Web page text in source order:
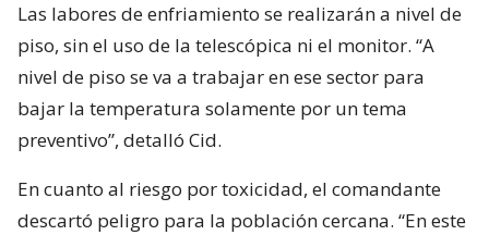
Las labores de enfriamiento se realizarán a nivel de
piso, sin el uso de la telescópica ni el monitor. “A
nivel de piso se va a trabajar en ese sector para
bajar la temperatura solamente por un tema
preventivo”, detalló Cid.
En cuanto al riesgo por toxicidad, el comandante
descartó peligro para la población cercana. “En este